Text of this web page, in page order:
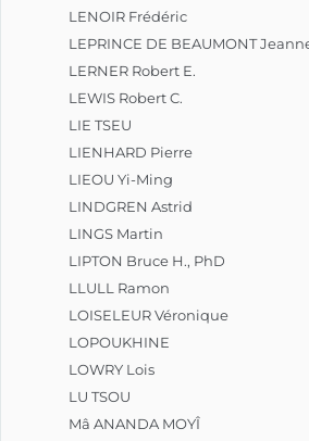
LENOIR Frédéric
LEPRINCE DE BEAUMONT
LERNER Robert E.
LEWIS Robert C.
LIE TSEU
LIENHARD Pierre
LIEOU Yi-Ming
LINDGREN Astrid
LINGS Martin
LIPTON Bruce H., PhD
LLULL Ramon
LOISELEUR Véronique
LOPOUKHINE
LOWRY Lois
LU TSOU
Mâ ANANDA MOYÎ